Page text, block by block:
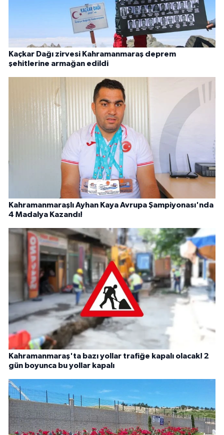
Kaçkar Dağı zirvesi Kahramanmaraş deprem
şehitlerine armağan edildi
Kahramanmaraşlı Ayhan Kaya Avrupa Şampiyonası'nda
4 Madalya Kazandı!
Kahramanmaraş'ta bazı yollar trafiğe kapalı olacak! 2
gün boyunca bu yollar kapalı